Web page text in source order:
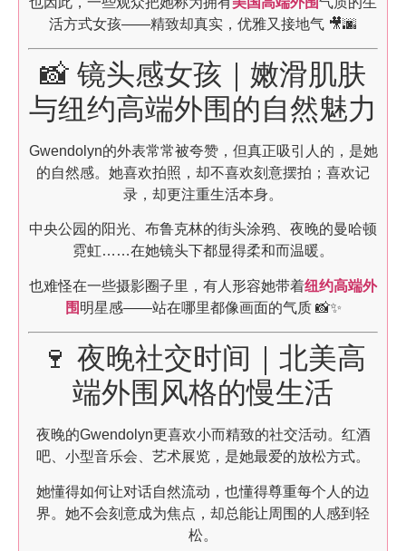
活方式女孩——精致却真实，优雅又接地气 🎥🌆
📸 镜头感女孩｜嫩滑肌肤
与纽约高端外围的自然魅力
Gwendolyn的外表常常被夸赞，但真正吸引人的，是她
的自然感。她喜欢拍照，却不喜欢刻意摆拍；喜欢记
录，却更注重生活本身。
中央公园的阳光、布鲁克林的街头涂鸦、夜晚的曼哈顿
霓虹……在她镜头下都显得柔和而温暖。
也难怪在一些摄影圈子里，有人形容她带着纽约高端外
围 明星感——站在哪里都像画面的气质 📸✨
🍷 夜晚社交时间｜北美高
端外围风格的慢生活
夜晚的Gwendolyn更喜欢小而精致的社交活动。红酒
吧、小型音乐会、艺术展览，是她最爱的放松方式。
她懂得如何让对话自然流动，也懂得尊重每个人的边
界。她不会刻意成为焦点，却总能让周围的人感到轻
松。